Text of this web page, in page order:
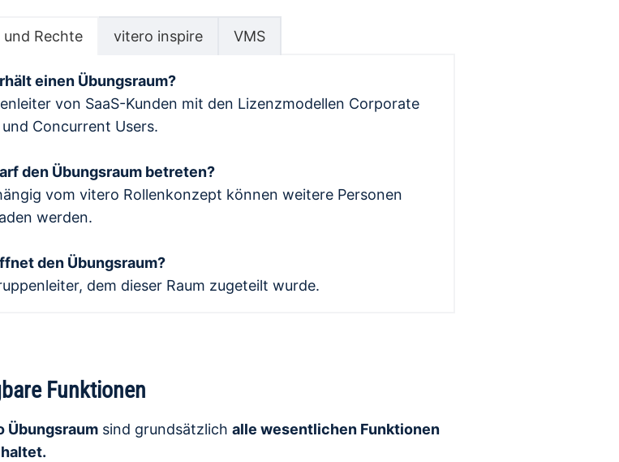
und Rechte vitero inspire VMS
einen Übungsraum?
von SaaS-Kunden mit den Lizenzmodellen Corporate
Concurrent Users.
den Übungsraum betreten?
vom vitero Rollenkonzept können weitere Personen
werden.
den Übungsraum?
dem dieser Raum zugeteilt wurde.
Funktionen
Übungsraum sind grundsätzlich alle wesentlichen Funktionen